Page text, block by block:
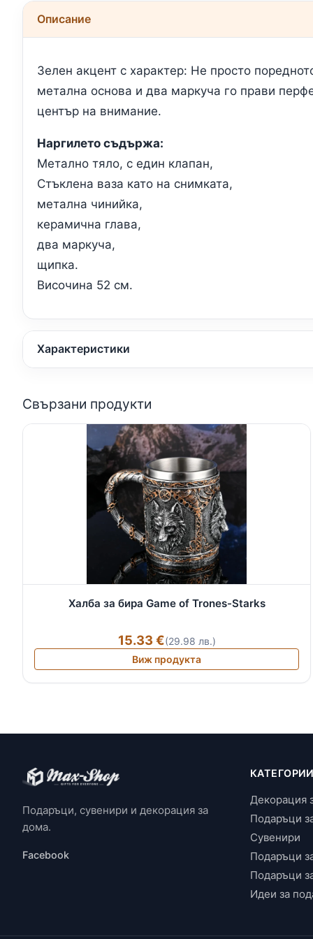
Описание
Зелен акцент с характер: Не просто
метална основа и два маркуча го прави
център на внимание.
Наргилето съдържа:
Метално тяло, с един клапан,
Стъклена ваза като на снимката,
метална чинийка,
керамична глава,
два маркуча,
щипка.
Височина 52 см.
Характеристики
Свързани продукти
Халба за бира Game of Trones-Starks
15.33 €(29.98 лв.)
Виж продукта
Подаръци, сувенири и декорация за
дома.
Facebook
Декорация
Подаръци
Сувенири
Подаръци
Подаръци
Идеи за